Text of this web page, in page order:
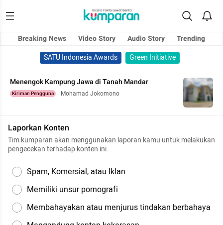
Breaking News Video Story Audio Story
Trending
SATU Indonesia Awards
Green Initiative
Menengok Kampung Jawa di Tanah Mandar
Kiriman Pengguna Mohamad Jokomono
Laporkan Konten
Tim kumparan akan menggunakan laporan kamu untuk melakukan
pengecekan terhadap konten ini.
Spam, Komersial, atau Iklan
Memiliki unsur pornografi
Membahayakan atau menjurus tindakan berbahaya